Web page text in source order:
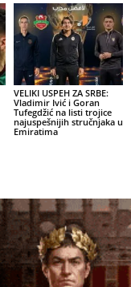
VELIKI USPEH ZA SRBE:
Vladimir Ivić i Goran
Tufegdžić na listi trojice
najuspešnijih stručnjaka u
Emiratima